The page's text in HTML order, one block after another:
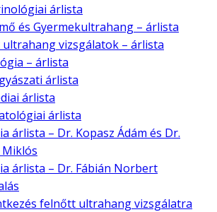
árlista
és Gyermekultrahang – árlista
ultrahang vizsgálatok – árlista
– árlista
árlista
árlista
árlista
árlista – Dr. Kopasz Ádám és Dr.
Miklós
árlista – Dr. Fábián Norbert
felnőtt ultrahang vizsgálatra